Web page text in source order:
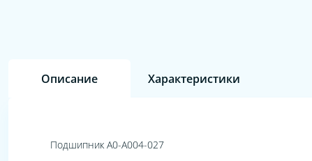
Описание Характеристики
Подшипник A0-A004-027